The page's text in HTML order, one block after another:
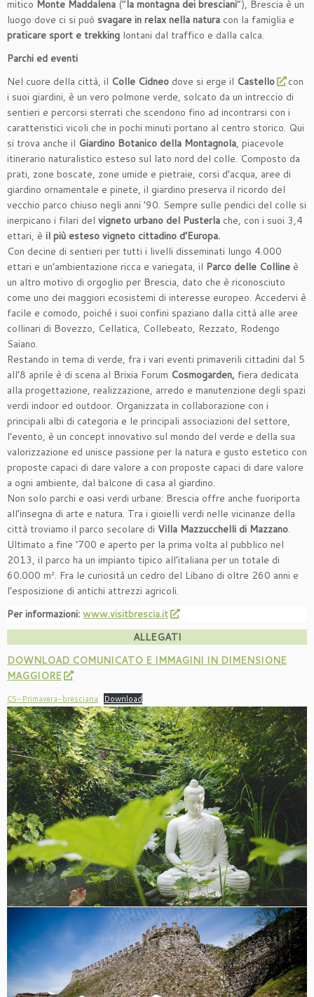
mitico Monte Maddalena (“la montagna dei bresciani”), Brescia è un
luogo dove ci si può svagare in relax nella natura con la famiglia e
praticare sport e trekking lontani dal traffico e dalla calca.
Parchi ed eventi
Nel cuore della città, il Colle Cidneo dove si erge il Castello
con
i suoi giardini, è un vero polmone verde, solcato da un intreccio di
sentieri e percorsi sterrati che scendono fino ad incontrarsi con i
caratteristici vicoli che in pochi minuti portano al centro storico. Qui
si trova anche il Giardino Botanico della Montagnola, piacevole
itinerario naturalistico esteso sul lato nord del colle. Composto da
prati, zone boscate, zone umide e pietraie, corsi d’acqua, aree di
giardino ornamentale e pinete, il giardino preserva il ricordo del
vecchio parco chiuso negli anni ’90. Sempre sulle pendici del colle si
inerpicano i filari del vigneto urbano del Pusterla che, con i suoi 3,4
ettari, è il più esteso vigneto cittadino d’Europa.
Con decine di sentieri per tutti i livelli disseminati lungo 4.000
ettari e un’ambientazione ricca e variegata, il Parco delle Colline è
un altro motivo di orgoglio per Brescia, dato che è riconosciuto
come uno dei maggiori ecosistemi di interesse europeo. Accedervi è
facile e comodo, poiché i suoi confini spaziano dalla città alle aree
collinari di Bovezzo, Cellatica, Collebeato, Rezzato, Rodengo
Saiano.
Restando in tema di verde, fra i vari eventi primaverili cittadini dal 5
all’8 aprile è di scena al Brixia Forum Cosmogarden, fiera dedicata
alla progettazione, realizzazione, arredo e manutenzione degli spazi
verdi indoor ed outdoor. Organizzata in collaborazione con i
principali albi di categoria e le principali associazioni del settore,
l’evento, è un concept innovativo sul mondo del verde e della sua
valorizzazione ed unisce passione per la natura e gusto estetico con
proposte capaci di dare valore a con proposte capaci di dare valore
a ogni ambiente, dal balcone di casa al giardino.
Non solo parchi e oasi verdi urbane: Brescia offre anche fuoriporta
all’insegna di arte e natura. Tra i gioielli verdi nelle vicinanze della
città troviamo il parco secolare di Villa Mazzucchelli di Mazzano.
Ultimato a fine ‘700 e aperto per la prima volta al pubblico nel
2013, il parco ha un impianto tipico all’italiana per un totale di
60.000 m². Fra le curiosità un cedro del Libano di oltre 260 anni e
l’esposizione di antichi attrezzi agricoli.
Per informazioni: www.visitbrescia.it
ALLEGATI
DOWNLOAD COMUNICATO E IMMAGINI IN DIMENSIONE
MAGGIORE
CS-Primavera-bresciana Download